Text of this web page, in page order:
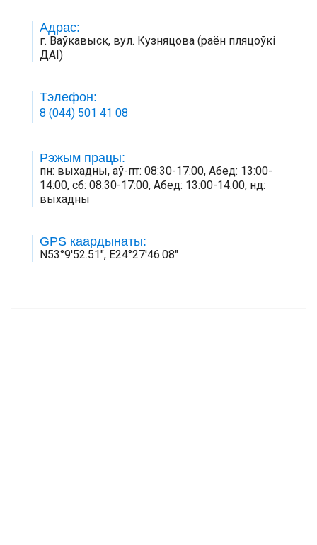
Адрас:
г. Ваўкавыск, вул. Кузняцова (раён пляцоўкі
ДАІ)
Тэлефон:
8 (044) 501 41 08
Рэжым працы:
пн: выхадны, аў-пт: 08:30-17:00, Абед: 13:00-
14:00, сб: 08:30-17:00, Абед: 13:00-14:00, нд:
выхадны
GPS каардынаты:
N53°9'52.51", E24°27'46.08"